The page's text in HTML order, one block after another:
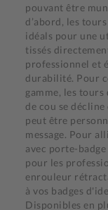
pouvant être
d’abord, les
idéals pour une
tissés
professionnel et
durabilité. Pour
gamme, les
de cou se
peut être
message. Pour
avec porte-
pour les
enrouleur
à vos badges
Disponibles en